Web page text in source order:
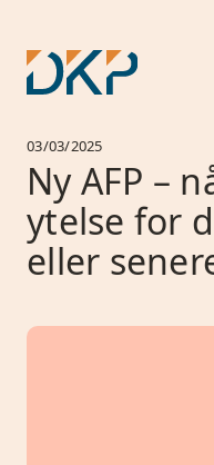
03/03/2025
Ny AFP –
ytelse for
eller